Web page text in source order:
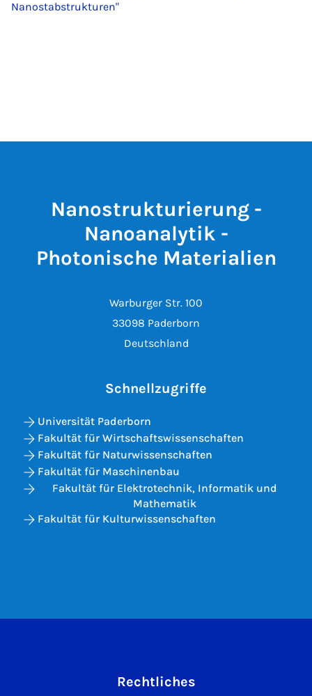
Nanostabstrukturen"
Nanostrukturierung -
Nanoanalytik -
Photonische Materialien
Warburger Str. 100
33098 Paderborn
Deutschland
Schnellzugriffe
Universität Paderborn
Fakultät für Wirtschaftswissenschaften
Fakultät für Naturwissenschaften
Fakultät für Maschinenbau
Fakultät für Elektrotechnik, Informatik und
Mathematik
Fakultät für Kulturwissenschaften
Rechtliches